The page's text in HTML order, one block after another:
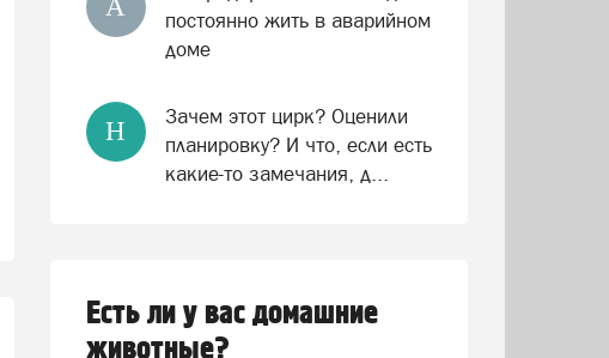
А
постоянно жить в аварийном
доме
Н
Зачем этот цирк? Оценили
планировку? И что, если есть
какие-то замечания, д...
Есть ли у вас домашние
животные?